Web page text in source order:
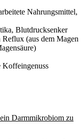
Nahrungsmittel,
Blutdrucksenker
Reflux (aus dem Magen
Koffeingenuss
Darmmikrobiom zu